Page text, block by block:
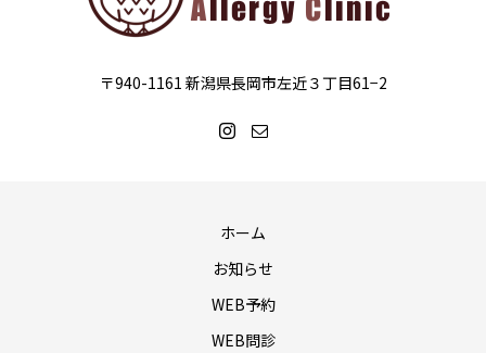
〒940-1161 新潟県長岡市左近３丁目61−2
ホーム
お知らせ
WEB予約
WEB問診